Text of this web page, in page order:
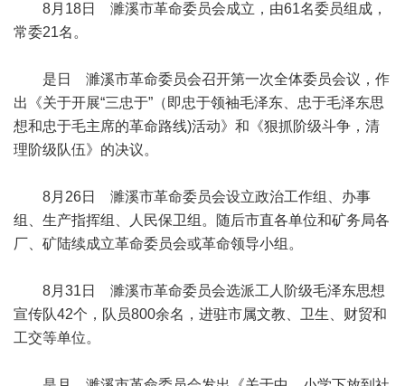
8月18日 濉溪市革命委员会成立，由61名委员组成，
常委21名。
是日 濉溪市革命委员会召开第一次全体委员会议，作
出《关于开展“三忠于”（即忠于领袖毛泽东、忠于毛泽东思
想和忠于毛主席的革命路线)活动》和《狠抓阶级斗争，清
理阶级队伍》的决议。
8月26日 濉溪市革命委员会设立政治工作组、办事
组、生产指挥组、人民保卫组。随后市直各单位和矿务局各
厂、矿陆续成立革命委员会或革命领导小组。
8月31日 濉溪市革命委员会选派工人阶级毛泽东思想
宣传队42个，队员800余名，进驻市属文教、卫生、财贸和
工交等单位。